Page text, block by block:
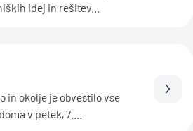
idej in rešitev...
in okolje je obvestilo vse
v petek, 7....